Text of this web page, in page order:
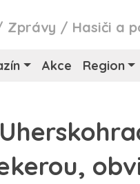
Zprávy / Hasiči a
Akce Region